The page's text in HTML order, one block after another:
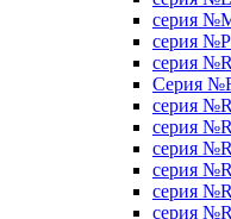
серия
серия
серия
Серия
серия
серия
серия
серия
серия
серия